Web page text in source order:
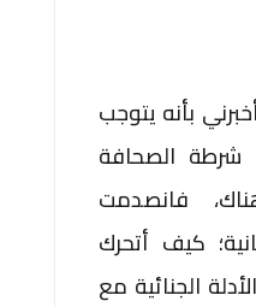
بأنه يتوجب
الصحافة
فانصدمت
كيف أتحرك
الجنائية مع